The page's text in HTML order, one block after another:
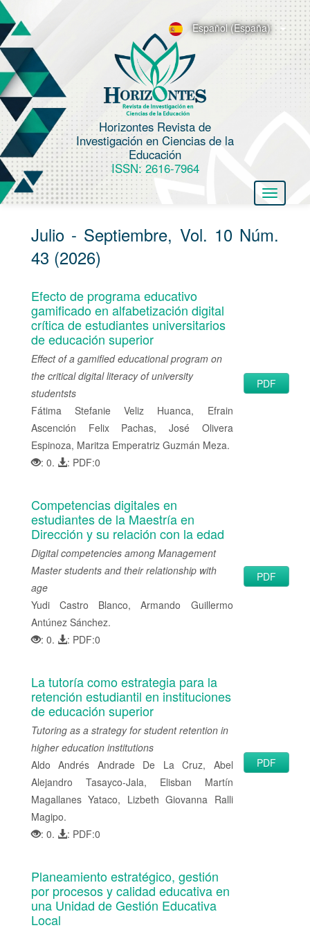
a
g
a
c
n
p
r
a
C
n
e
d
c
p
a
a
e
a
Español (España)
Horizontes Revista de
Investigación en Ciencias de la
Educación
ISSN: 2616-7964
Toggle
Julio - Septiembre, Vol. 10 Núm.
43 (2026)
Efecto de programa educativo
gamificado en alfabetización digital
crítica de estudiantes universitarios
de educación superior
Effect of a gamified educational program on
the critical digital literacy of university
studentsts
Fátima Stefanie Veliz Huanca, Efrain
Ascención Felix Pachas, José Olivera
Espinoza, Maritza Emperatriz Guzmán Meza.
: 0.
: PDF:0
PDF
Competencias digitales en
estudiantes de la Maestría en
Dirección y su relación con la edad
Digital competencies among Management
Master students and their relationship with
age
Yudi Castro Blanco, Armando Guillermo
Antúnez Sánchez.
: 0.
: PDF:0
PDF
La tutoría como estrategia para la
retención estudiantil en instituciones
de educación superior
Tutoring as a strategy for student retention in
higher education institutions
Aldo Andrés Andrade De La Cruz, Abel
Alejandro Tasayco-Jala, Elisban Martín
Magallanes Yataco, Lizbeth Giovanna Ralli
Magipo.
: 0.
: PDF:0
PDF
Planeamiento estratégico, gestión
por procesos y calidad educativa en
una Unidad de Gestión Educativa
Local